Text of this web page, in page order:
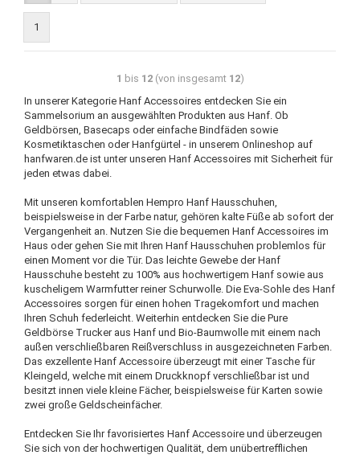
1
1 bis 12(von insgesamt 12)
In unserer Kategorie Hanf Accessoires entdecken Sie ein
Sammelsorium an ausgewählten Produkten aus Hanf. Ob
Geldbörsen, Basecaps oder einfache Bindfäden sowie
Kosmetiktaschen oder Hanfgürtel - in unserem Onlineshop auf
hanfwaren.de ist unter unseren Hanf Accessoires mit Sicherheit für
jeden etwas dabei.
Mit unseren komfortablen Hempro Hanf Hausschuhen,
beispielsweise in der Farbe natur, gehören kalte Füße ab sofort der
Vergangenheit an. Nutzen Sie die bequemen Hanf Accessoires im
Haus oder gehen Sie mit Ihren Hanf Hausschuhen problemlos für
einen Moment vor die Tür. Das leichte Gewebe der Hanf
Hausschuhe besteht zu 100% aus hochwertigem Hanf sowie aus
kuscheligem Warmfutter reiner Schurwolle. Die Eva-Sohle des Hanf
Accessoires sorgen für einen hohen Tragekomfort und machen
Ihren Schuh federleicht. Weiterhin entdecken Sie die Pure
Geldbörse Trucker aus Hanf und Bio-Baumwolle mit einem nach
außen verschließbaren Reißverschluss in ausgezeichneten Farben.
Das exzellente Hanf Accessoire überzeugt mit einer Tasche für
Kleingeld, welche mit einem Druckknopf verschließbar ist und
besitzt innen viele kleine Fächer, beispielsweise für Karten sowie
zwei große Geldscheinfächer.
Entdecken Sie Ihr favorisiertes Hanf Accessoire und überzeugen
Sie sich von der hochwertigen Qualität, dem unübertrefflichen